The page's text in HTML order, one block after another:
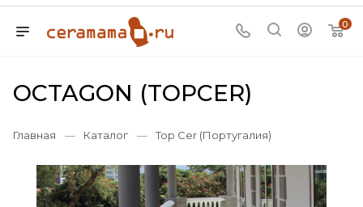
0
OCTAGON (TOPCER)
Главная — Каталог — Top Cer (Португалия)